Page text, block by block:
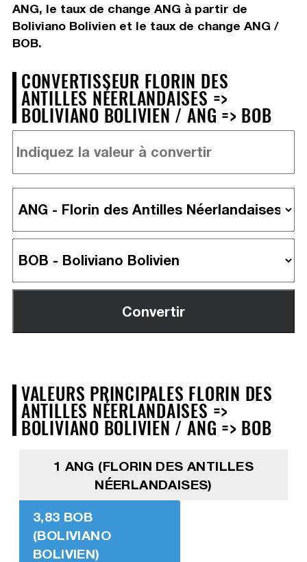
ANG, le taux de change ANG à partir de
Boliviano Bolivien et le taux de change ANG /
BOB.
CONVERTISSEUR FLORIN DES
ANTILLES NÉERLANDAISES =>
BOLIVIANO BOLIVIEN / ANG => BOB
VALEURS PRINCIPALES FLORIN DES
ANTILLES NÉERLANDAISES =>
BOLIVIANO BOLIVIEN / ANG => BOB
1 ANG (FLORIN DES ANTILLES
NÉERLANDAISES)
3,83 BOB
(BOLIVIANO
BOLIVIEN)